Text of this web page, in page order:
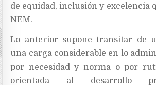
de equidad, inclusión y excelencia
NEM.
Lo anterior supone transitar de
una carga considerable en lo
por necesidad y norma o por
orientada al desarrollo